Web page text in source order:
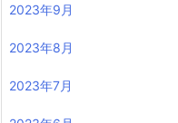
2023年9月
2023年8月
2023年7月